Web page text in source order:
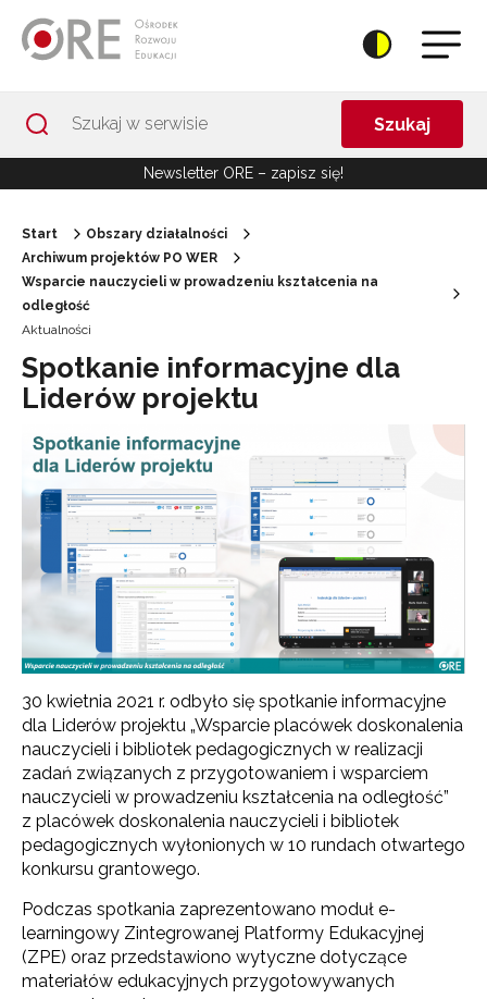
Szukaj
Newsletter ORE – zapisz się!
Start
Obszary działalności
Archiwum projektów PO WER
Wsparcie nauczycieli w prowadzeniu kształcenia na
odległość
Aktualności
Spotkanie informacyjne dla
Liderów projektu
30 kwietnia 2021 r. odbyło się spotkanie informacyjne
dla Liderów projektu „Wsparcie placówek doskonalenia
nauczycieli i bibliotek pedagogicznych w realizacji
zadań związanych z przygotowaniem i wsparciem
nauczycieli w prowadzeniu kształcenia na odległość”
z placówek doskonalenia nauczycieli i bibliotek
pedagogicznych wyłonionych w 10 rundach otwartego
konkursu grantowego.
Podczas spotkania zaprezentowano moduł e-
learningowy Zintegrowanej Platformy Edukacyjnej
(ZPE) oraz przedstawiono wytyczne dotyczące
materiałów edukacyjnych przygotowywanych